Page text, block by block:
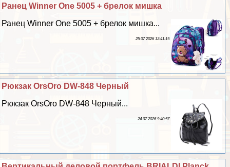
Ранец Winner One 5005 + брелок мишка
Ранец Winner One 5005 + брелок мишка...
25 07 2026 13:41:15
Рюкзак OrsOro DW-848 Черный
Рюкзак OrsOro DW-848 Черный...
24 07 2026 9:40:57